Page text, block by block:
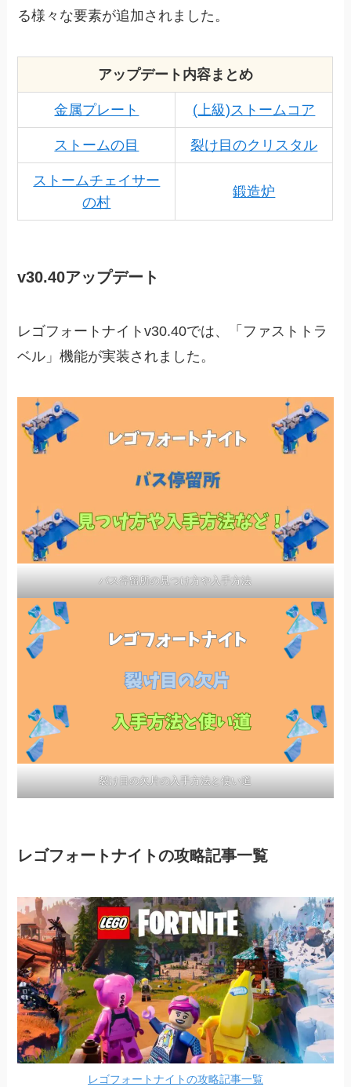
る様々な要素が追加されました。
アップデート内容まとめ
金属プレート (上級)ストームコア
ストームの目 裂け目のクリスタル
ストームチェイサー
の村
鍛造炉
v30.40アップデート
レゴフォートナイトv30.40では、「ファストトラ
ベル」機能が実装されました。
バス停留所の見つけ方や入手方法
裂け目の欠片の入手方法と使い道
レゴフォートナイトの攻略記事一覧
レゴフォートナイトの攻略記事一覧